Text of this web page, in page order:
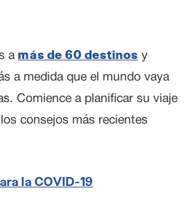
a más de 60 destinos y
a medida que el mundo vaya
Comience a planificar su viaje
consejos más recientes
la COVID-19